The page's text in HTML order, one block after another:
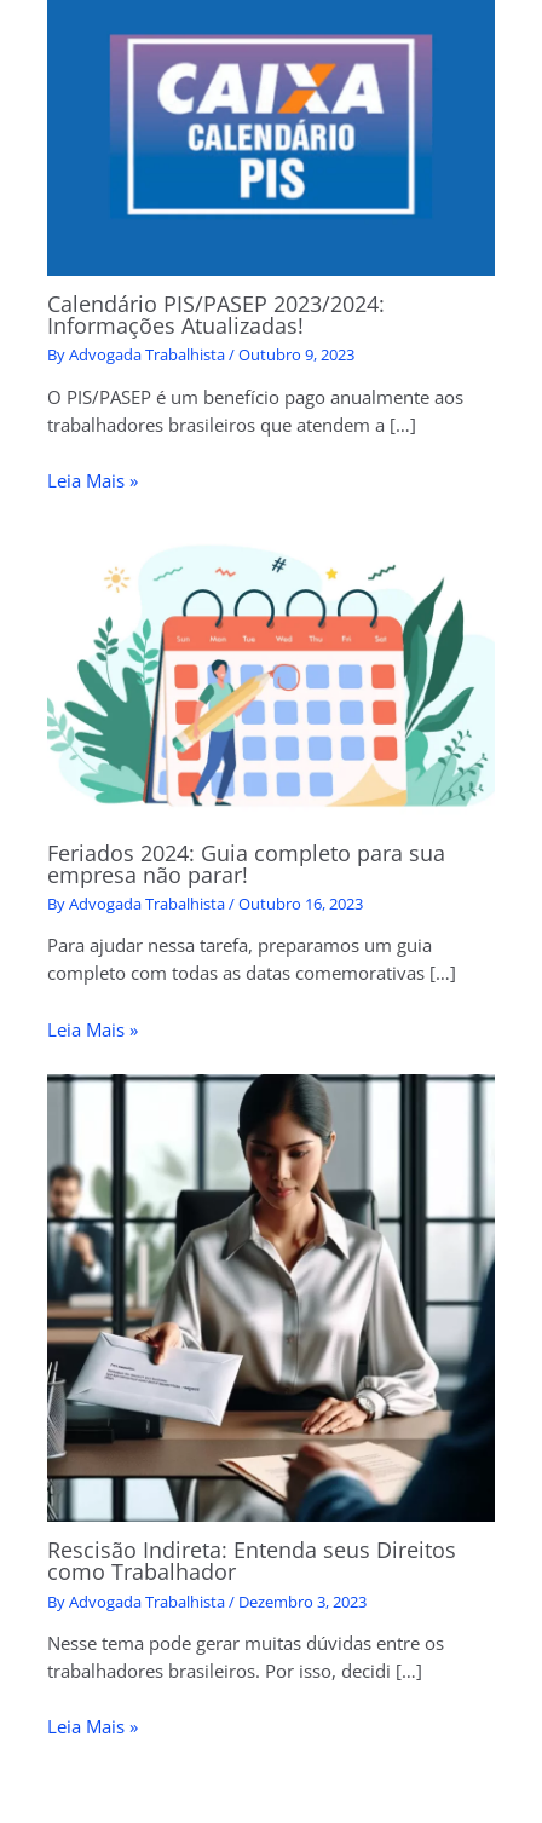
Calendário PIS/PASEP 2023/2024:
Informações Atualizadas!
ByAdvogada Trabalhista/Outubro 9, 2023
O PIS/PASEP é um benefício pago anualmente aos
trabalhadores brasileiros que atendem a […]
Leia Mais »
Feriados 2024: Guia completo para sua
empresa não parar!
ByAdvogada Trabalhista/Outubro 16, 2023
Para ajudar nessa tarefa, preparamos um guia
completo com todas as datas comemorativas […]
Leia Mais »
Rescisão Indireta: Entenda seus Direitos
como Trabalhador
ByAdvogada Trabalhista/ Dezembro 3, 2023
Nesse tema pode gerar muitas dúvidas entre os
trabalhadores brasileiros. Por isso, decidi […]
Leia Mais »